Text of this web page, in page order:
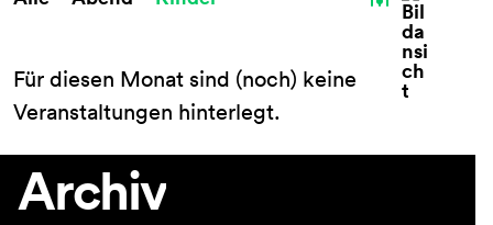
Spielplan
FIGURE IT OUT
Festival Theater der Dinge
Reihen und Projekte
Archiv
Spielplan
Für diesen Monat sind (noch) keine
Veranstaltungen hinterlegt.
Archiv